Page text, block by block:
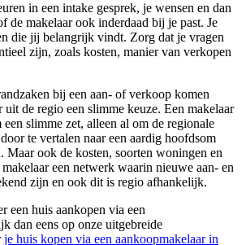
in een intake gesprek, je wensen en dan
de makelaar ook inderdaad bij je past. Je
die jij belangrijk vindt. Zorg dat je vragen
zijn, zoals kosten, manier van verkopen
bij een aan- of verkoop komen
uit de regio een slimme keuze. Een makelaar
een slimme zet, alleen al om de regionale
te vertalen naar een aardig hoofdsom
Maar ook de kosten, soorten woningen en
een netwerk waarin nieuwe aan- en
zijn en ook dit is regio afhankelijk.
een huis aankopen via een
dan eens op onze uitgebreide
je huis kopen via een aankoopmakelaar in